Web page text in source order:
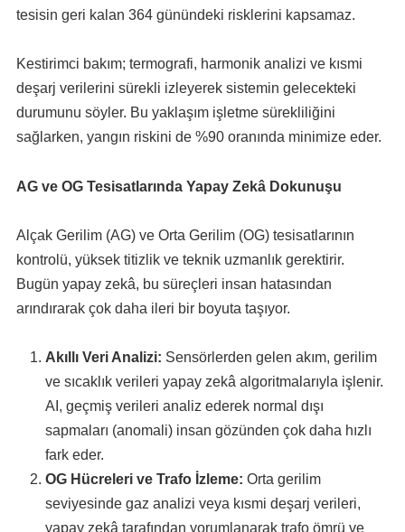
tesisin geri kalan 364 günündeki risklerini kapsamaz.
Kestirimci bakım; termografi, harmonik analizi ve kısmi
deşarj verilerini sürekli izleyerek sistemin gelecekteki
durumunu söyler. Bu yaklaşım işletme sürekliliğini
sağlarken, yangın riskini de %90 oranında minimize eder.
AG ve OG Tesisatlarında Yapay Zekâ Dokunuşu
Alçak Gerilim (AG) ve Orta Gerilim (OG) tesisatlarının
kontrolü, yüksek titizlik ve teknik uzmanlık gerektirir.
Bugün yapay zekâ, bu süreçleri insan hatasından
arındırarak çok daha ileri bir boyuta taşıyor.
Akıllı Veri Analizi: Sensörlerden gelen akım, gerilim
ve sıcaklık verileri yapay zekâ algoritmalarıyla işlenir.
AI, geçmiş verileri analiz ederek normal dışı
sapmaları (anomali) insan gözünden çok daha hızlı
fark eder.
OG Hücreleri ve Trafo İzleme: Orta gerilim
seviyesinde gaz analizi veya kısmi deşarj verileri,
yapay zekâ tarafından yorumlanarak trafo ömrü ve